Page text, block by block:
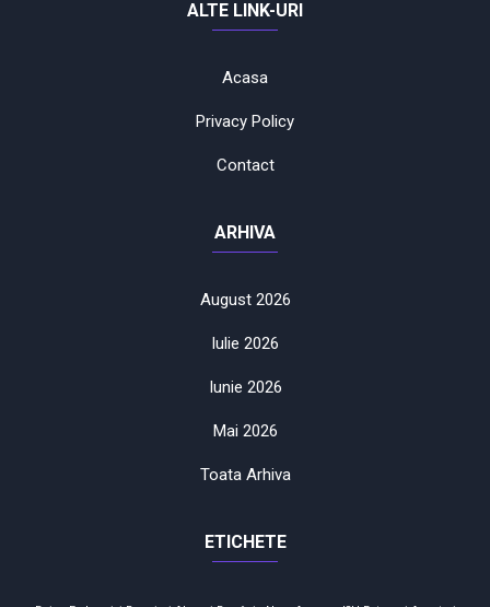
ALTE LINK-URI
Acasa
Privacy Policy
Contact
ARHIVA
August 2026
Iulie 2026
Iunie 2026
Mai 2026
Toata Arhiva
ETICHETE